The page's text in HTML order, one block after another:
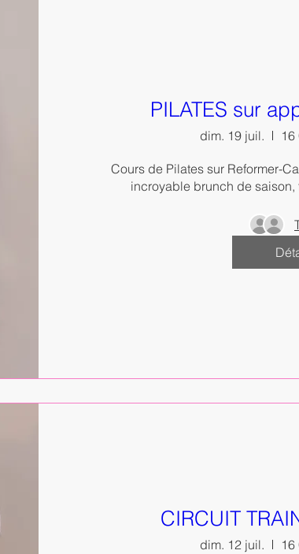
PILATES sur
dim. 19 juil. 16
Cours de Pilates sur Reformer-
incroyable brunch de saison,
CIRCUIT
dim. 12 juil. 16